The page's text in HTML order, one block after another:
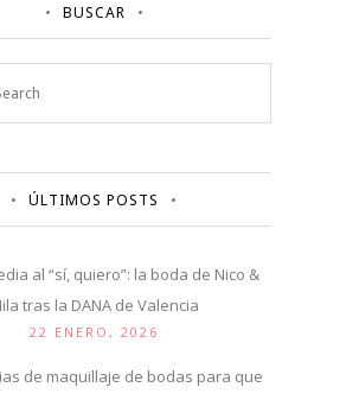
BUSCAR
ÚLTIMOS POSTS
al “sí, quiero”: la boda de Nico &
tras la DANA de Valencia
22 ENERO, 2026
de maquillaje de bodas para que